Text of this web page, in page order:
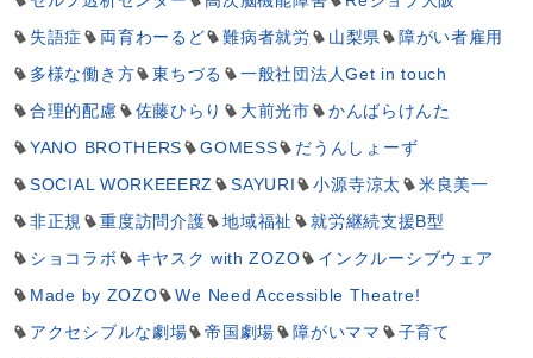
失語症
両育わーるど 難病者就労 山梨県
障がい者雇用
多様な働き方
東ちづる
一般社団法人Get in touch
合理的配慮
佐藤ひらり 大前光市
かんばらけんた
YANO BROTHERS
GOMESS
だうんしょーず
SOCIAL WORKEEERZ
SAYURI 小源寺涼太
米良美一
非正規
重度訪問介護 地域福祉
就労継続支援B型
ショコラボ
キヤスク with ZOZO
インクルーシブウェア
Made by ZOZO
We Need Accessible Theatre!
アクセシブルな劇場
帝国劇場 障がいママ
子育て